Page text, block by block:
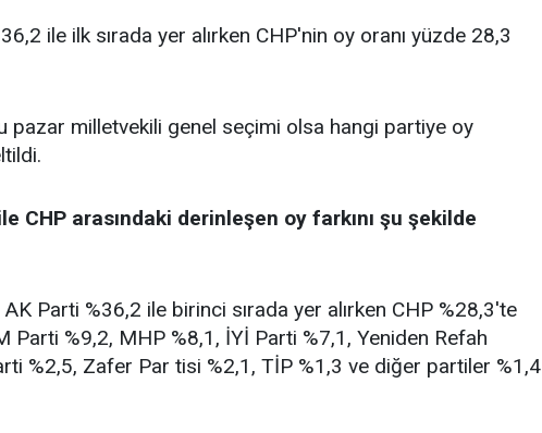
ile ilk sırada yer alırken CHP'nin oy oranı yüzde 28,3
pazar milletvekili genel seçimi olsa hangi partiye oy
CHP arasındaki derinleşen oy farkını şu şekilde
Parti %36,2 ile birinci sırada yer alırken CHP %28,3'te
Parti %9,2, MHP %8,1, İYİ Parti %7,1, Yeniden Refah
%2,5, Zafer Par tisi %2,1, TİP %1,3 ve diğer partiler %1,4